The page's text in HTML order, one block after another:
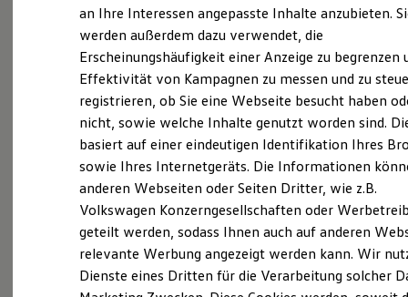
Laden unterwegs
Laden Zuhause
Ladezeitensimulator
Batterie
Sicherheit
Garantie und Lebensdauer
Nachhaltigkeit
Technologie
Kosten und Kauf
Verbrauchskosten
Kaufoptionen
E-Auto-Förderung
Software und Konnektivität
Die ID. Software 6
ID. Software Versionen und Updates
Digitale Extras
Schnittstellen zu Ihrem ID.
Profitieren Sie von starken
Vorteilen
Jederzeit mit den Fahrzeugen für Menschen mit
eingeschränkter Mobilität unabhängig und mobil
sein – ganz so, wie Sie es sich wünschen. Mit
Fahrhilfen und Assistenzsystemen von
Volkswagenstimmen Sie Ihr Wunschfahrzeug
genau auf Ihre Bedürfnisse ab. Entscheiden Sie
sich für Fahrhilfen vonVolkswagenund
an Ihre Interessen angepasste Inhalte anzubieten.
werden außerdem dazu verwendet, die
Erscheinungshäufigkeit einer Anzeige zu begrenzen
Effektivität von Kampagnen zu messen und zu
registrieren, ob Sie eine Webseite besucht haben
nicht, sowie welche Inhalte genutzt worden sind.
basiert auf einer eindeutigen Identifikation Ihres
sowie Ihres Internetgeräts. Die Informationen
anderen Webseiten oder Seiten Dritter, wie z.B.
Volkswagen Konzerngesellschaften oder
geteilt werden, sodass Ihnen auch auf anderen
relevante Werbung angezeigt werden kann. Wir
Dienste eines Dritten für die Verarbeitung solcher